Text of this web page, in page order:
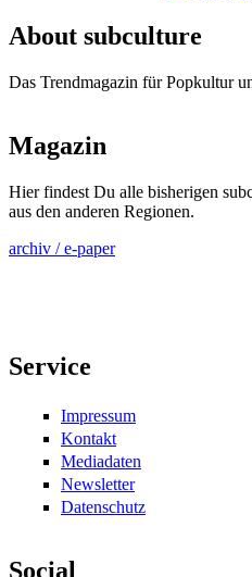
About subculture
Das Trendmagazin für Popkultur
Magazin
Hier findest Du alle bisherigen
aus den anderen Regionen.
archiv / e-paper
Service
Impressum
Kontakt
Mediadaten
Newsletter
Datenschutz
Social